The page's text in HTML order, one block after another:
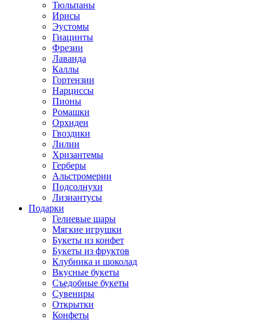
Тюльпаны
Ирисы
Эустомы
Гиацинты
Фрезии
Лаванда
Каллы
Гортензии
Нарциссы
Пионы
Ромашки
Орхидеи
Гвоздики
Лилии
Хризантемы
Герберы
Альстромерии
Подсолнухи
Лизиантусы
Подарки
Гелиевые шары
Мягкие игрушки
Букеты из конфет
Букеты из фруктов
Клубника и шоколад
Вкусные букеты
Съедобные букеты
Сувениры
Открытки
Конфеты